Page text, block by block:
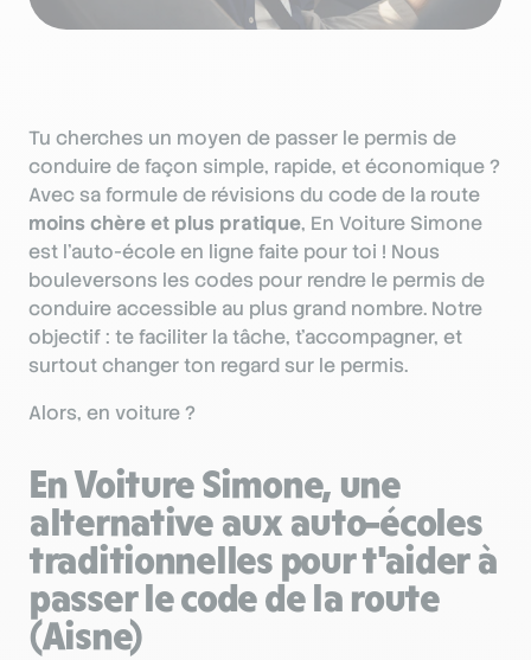
Tu cherches un moyen de passer le permis de
conduire de façon simple, rapide, et économique ?
Avec sa formule de révisions du code de la route
moins chère et plus pratique, En Voiture Simone
est l’auto-école en ligne faite pour toi ! Nous
bouleversons les codes pour rendre le permis de
conduire accessible au plus grand nombre. Notre
objectif : te faciliter la tâche, t'accompagner, et
surtout changer ton regard sur le permis.
Alors, en voiture ?
En Voiture Simone, une
alternative aux auto-écoles
traditionnelles pour t'aider à
passer le code de la route
(Aisne)